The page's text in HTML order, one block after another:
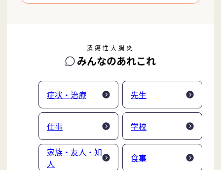
潰瘍性大腸炎
みんなのあれこれ
症状・治療 先生
仕事 学校
家族・友人・知
人
食事